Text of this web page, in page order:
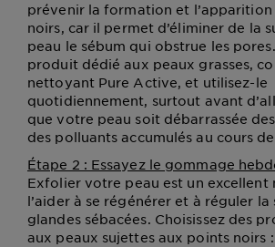
prévenir la formation et
noirs, car il permet d’éliminer de la
peau le sébum qui obstrue les
produit dédié aux peaux grasses,
nettoyant Pure Active, et utilisez-le
quotidiennement, surtout avant
que votre peau soit débarrassée
des polluants accumulés au cours
Étape 2 : Essayez le gommage
Exfolier votre peau est un excellent
l’aider à se régénérer et à réguler la
glandes sébacées. Choisissez des
aux peaux sujettes aux points noirs